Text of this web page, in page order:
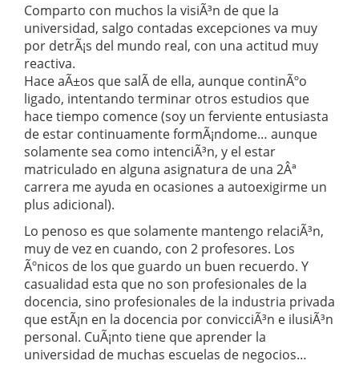
Comparto con muchos la visiÃ³n de que la
universidad, salgo contadas excepciones va muy
por detrÃ¡s del mundo real, con una actitud muy
reactiva.
Hace aÃ±os que salÃ­ de ella, aunque continÃºo
ligado, intentando terminar otros estudios que
hace tiempo comence (soy un ferviente entusiasta
de estar continuamente formÃ¡ndome… aunque
solamente sea como intenciÃ³n, y el estar
matriculado en alguna asignatura de una 2Âª
carrera me ayuda en ocasiones a autoexigirme un
plus adicional).
Lo penoso es que solamente mantengo relaciÃ³n,
muy de vez en cuando, con 2 profesores. Los
Ãºnicos de los que guardo un buen recuerdo. Y
casualidad esta que no son profesionales de la
docencia, sino profesionales de la industria privada
que estÃ¡n en la docencia por convicciÃ³n e ilusiÃ³n
personal. CuÃ¡nto tiene que aprender la
universidad de muchas escuelas de negocios…